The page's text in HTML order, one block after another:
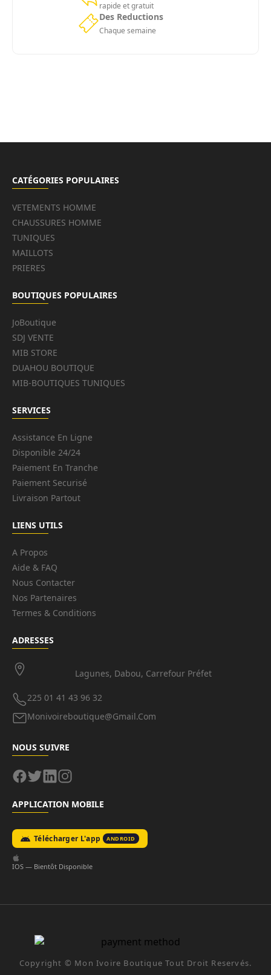
rapide et gratuit
Des Reductions
Chaque semaine
CATÉGORIES POPULAIRES
VETEMENTS HOMME
CHAUSSURES HOMME
TUNIQUES
MAILLOTS
PRIERES
BOUTIQUES POPULAIRES
JoBoutique
SDJ VENTE
MIB STORE
DUAHOU BOUTIQUE
MIB-BOUTIQUES TUNIQUES
SERVICES
Assistance En Ligne
Disponible 24/24
Paiement En Tranche
Paiement Securisé
Livraison Partout
LIENS UTILS
A Propos
Aide & FAQ
Nous Contacter
Nos Partenaires
Termes & Conditions
ADRESSES
Lagunes, Dabou, Carrefour Préfet
225 01 41 43 96 32
Monivoireboutique@gmail.com
NOUS SUIVRE
APPLICATION MOBILE
Télécharger L'app ANDROID
IOS — Bientôt Disponible
Copyright © Mon Ivoire Boutique Tout Droit Reservés.